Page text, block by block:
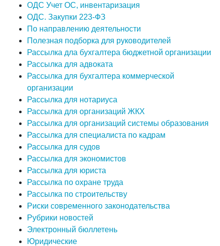
ОДС Учет ОС, инвентаризация
ОДС. Закупки 223-ФЗ
По направлению деятельности
Полезная подборка для руководителей
Рассылка дла бухгалтера бюджетной организации
Рассылка для адвоката
Рассылка для бухгалтера коммерческой
организации
Рассылка для нотариуса
Рассылка для организаций ЖКХ
Рассылка для организаций системы образования
Рассылка для специалиста по кадрам
Рассылка для судов
Рассылка для экономистов
Рассылка для юриста
Рассылка по охране труда
Рассылка по строительству
Риски современного законодательства
Рубрики новостей
Электронный бюллетень
Юридические